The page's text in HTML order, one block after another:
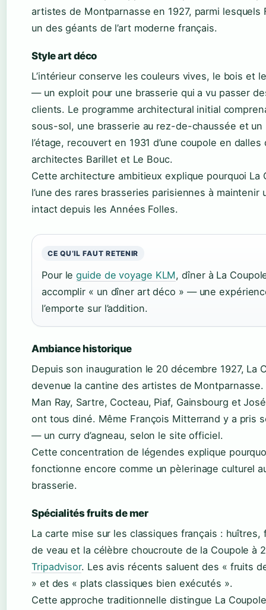
artistes de Montparnasse en 1927, parmi lesquels
un des géants de l’art moderne français.
Style art déco
L’intérieur conserve les couleurs vives, le bois et
— un exploit pour une brasserie qui a vu passer
clients. Le programme architectural initial
sous-sol, une brasserie au rez-de-chaussée et un
l’étage, recouvert en 1931 d’une coupole en
architectes Barillet et Le Bouc.
Cette architecture ambitieux explique pourquoi La
l’une des rares brasseries parisiennes à maintenir
intact depuis les Années Folles.
CE QU’IL FAUT RETENIR
Pour leguide de voyage KLM, dîner à La
accomplir « un dîner art déco » — une
l’emporte sur l’addition.
Ambiance historique
Depuis son inauguration le 20 décembre 1927, La
devenue la cantine des artistes de Montparnasse.
Man Ray, Sartre, Cocteau, Piaf, Gainsbourg et
ont tous diné. Même François Mitterrand y a pris
— un curry d’agneau, selon le site officiel.
Cette concentration de légendes explique
fonctionne encore comme un pèlerinage culturel
brasserie.
Spécialités fruits de mer
La carte mise sur les classiques français : huîtres,
de veau et la célèbre choucroute de la Coupole à
Tripadvisor. Les avis récents saluent des « fruits
» et des « plats classiques bien exécutés ».
Cette approche traditionnelle distingue La